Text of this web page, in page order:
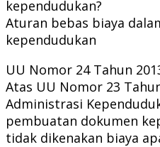
kependudukan?
Aturan bebas biaya
kependudukan
UU Nomor 24 Tahun
Atas UU Nomor 23
Administrasi
pembuatan dokumen
tidak dikenakan biaya